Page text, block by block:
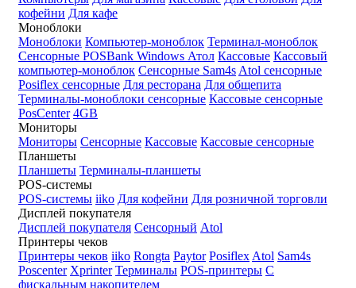
кофейни Для кафе
Моноблоки
Моноблоки Компьютер-моноблок Терминал-моноблок
Сенсорные POSBank Windows Атол Кассовые Кассовый
компьютер-моноблок Сенсорные Sam4s Atol сенсорные
Posiflex сенсорные Для ресторана Для общепита
Терминалы-моноблоки сенсорные Кассовые сенсорные
PosCenter 4GB
Мониторы
Мониторы Сенсорные Кассовые Кассовые сенсорные
Планшеты
Планшеты Терминалы-планшеты
POS-системы
POS-системы iiko Для кофейни Для розничной торговли
Дисплей покупателя
Дисплей покупателя Сенсорный Atol
Принтеры чеков
Принтеры чеков iiko Rongta Paytor Posiflex Atol Sam4s
Poscenter Xprinter Терминалы POS-принтеры С
фискальным накопителем